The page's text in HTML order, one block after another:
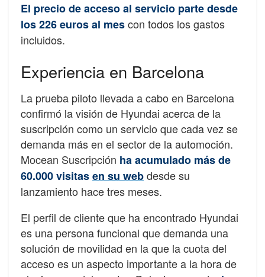
El precio de acceso al servicio parte desde
los 226 euros al mescon todos los gastos
incluidos.
Experiencia en Barcelona
La prueba piloto llevada a cabo en Barcelona
confirmó la visión de Hyundai acerca de la
suscripción como un servicio que cada vez se
demanda más en el sector de la automoción.
Mocean Suscripción ha acumulado más de
60.000 visitasen su webdesde su
lanzamiento hace tres meses.
El perfil de cliente que ha encontrado Hyundai
es una persona funcional que demanda una
solución de movilidad en la que la cuota del
acceso es un aspecto importante a la hora de